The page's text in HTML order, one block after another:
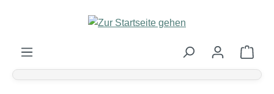
Zum Hauptinhalt springen